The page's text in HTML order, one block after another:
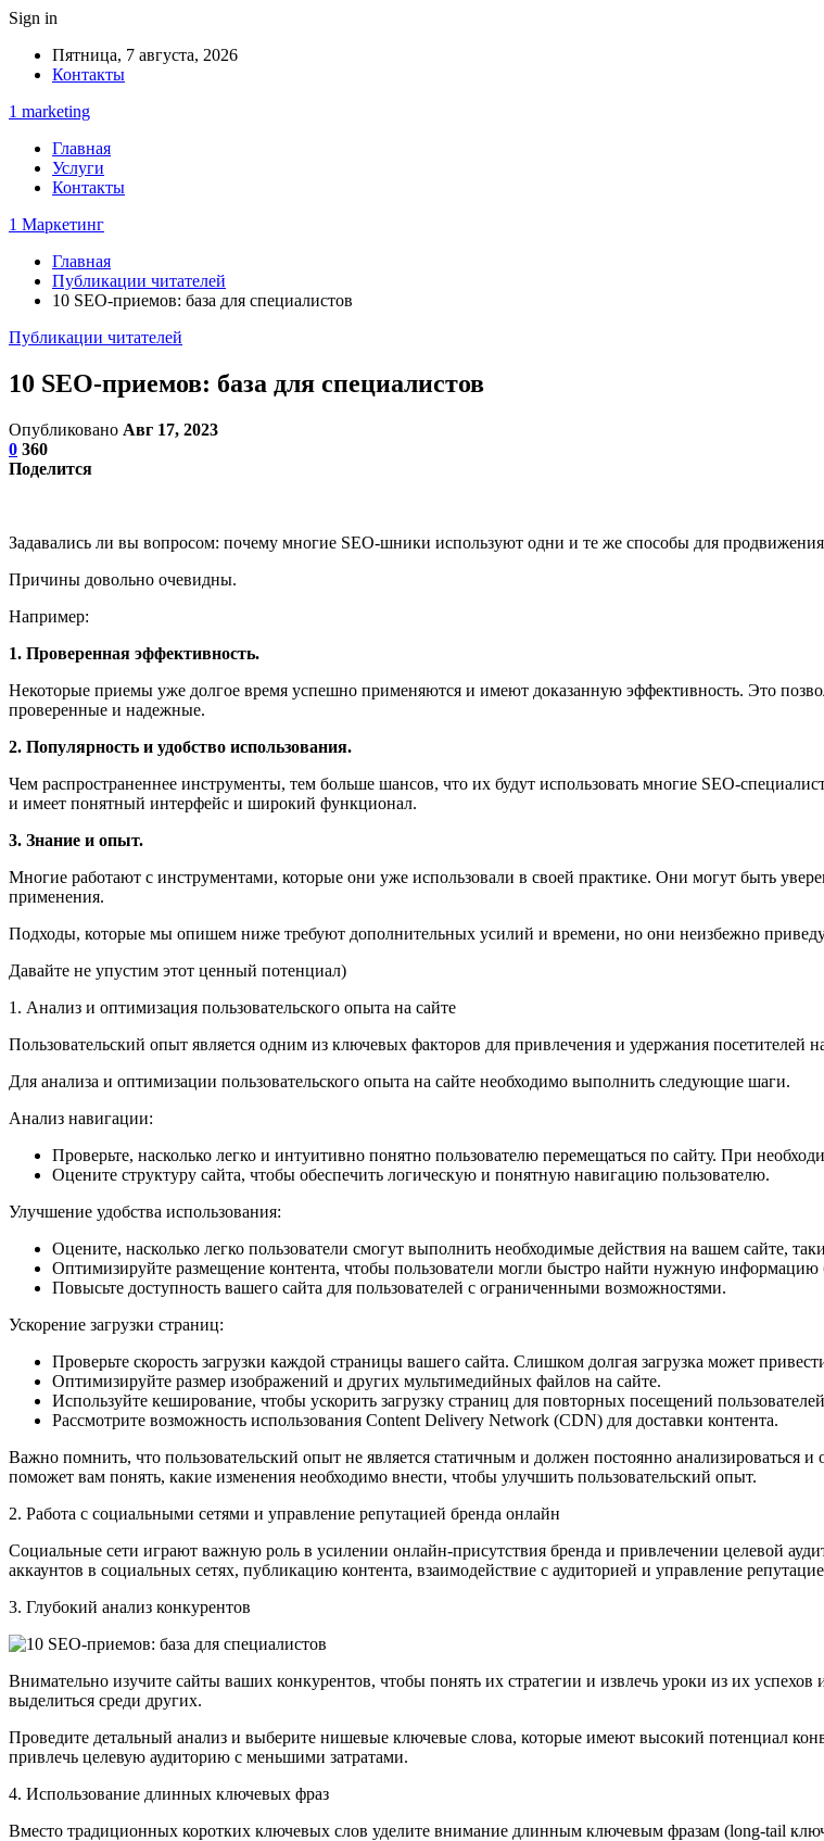
Sign in
Пятница, 7 августа, 2026
Контакты
1 marketing
Главная
Услуги
Контакты
1 Маркетинг
Главная
Публикации читателей
10 SEO-приемов: база для специалистов
Публикации читателей
10 SEO-приемов: база для специалистов
Опубликовано Авг 17, 2023
0 360
Поделится
Задавались ли вы вопросом: почему многие SEO-шники используют одни и те же способы для
Причины довольно очевидны.
Например:
1. Проверенная эффективность.
Некоторые приемы уже долгое время успешно применяются и имеют доказанную эффективность. Это
проверенные и надежные.
2. Популярность и удобство использования.
Чем распространеннее инструменты, тем больше шансов, что их будут использовать многие SEO-
и имеет понятный интерфейс и широкий функционал.
3. Знание и опыт.
Многие работают с инструментами, которые они уже использовали в своей практике. Они могут быть
применения.
Подходы, которые мы опишем ниже требуют дополнительных усилий и времени, но они неизбежно
Давайте не упустим этот ценный потенциал)
1. Анализ и оптимизация пользовательского опыта на сайте
Пользовательский опыт является одним из ключевых факторов для привлечения и удержания посетителей
Для анализа и оптимизации пользовательского опыта на сайте необходимо выполнить следующие шаги.
Анализ навигации:
Проверьте, насколько легко и интуитивно понятно пользователю перемещаться по сайту. При
Оцените структуру сайта, чтобы обеспечить логическую и понятную навигацию пользователю.
Улучшение удобства использования:
Оцените, насколько легко пользователи смогут выполнить необходимые действия на вашем сайте,
Оптимизируйте размещение контента, чтобы пользователи могли быстро найти нужную информацию
Повысьте доступность вашего сайта для пользователей с ограниченными возможностями.
Ускорение загрузки страниц:
Проверьте скорость загрузки каждой страницы вашего сайта. Слишком долгая загрузка может
Оптимизируйте размер изображений и других мультимедийных файлов на сайте.
Используйте кеширование, чтобы ускорить загрузку страниц для повторных посещений
Рассмотрите возможность использования Content Delivery Network (CDN) для доставки контента.
Важно помнить, что пользовательский опыт не является статичным и должен постоянно анализироваться
поможет вам понять, какие изменения необходимо внести, чтобы улучшить пользовательский опыт.
2. Работа с социальными сетями и управление репутацией бренда онлайн
Социальные сети играют важную роль в усилении онлайн-присутствия бренда и привлечении целевой
аккаунтов в социальных сетях, публикацию контента, взаимодействие с аудиторией и управление
3. Глубокий анализ конкурентов
Внимательно изучите сайты ваших конкурентов, чтобы понять их стратегии и извлечь уроки из их
выделиться среди других.
Проведите детальный анализ и выберите нишевые ключевые слова, которые имеют высокий потенциал
привлечь целевую аудиторию с меньшими затратами.
4. Использование длинных ключевых фраз
Вместо традиционных коротких ключевых слов уделите внимание длинным ключевым фразам (long-tail